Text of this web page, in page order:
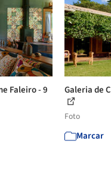
Faleiro - 9 Galeria de
Foto
Marcar